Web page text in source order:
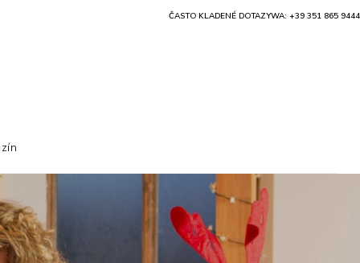
ČASTO KLADENÉ DOTAZYWA: +39 351 865 9444